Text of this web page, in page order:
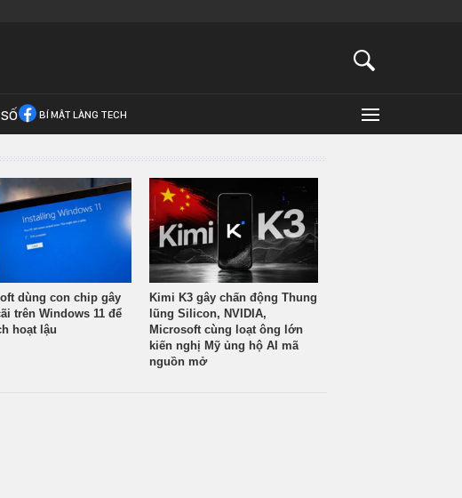
BÍ MẬT LÀNG TECH
dùng con chip gây
trên Windows 11 để
hoạt lậu
Kimi K3 gây chấn động Thung
lũng Silicon, NVIDIA,
Microsoft cùng loạt ông lớn
kiến nghị Mỹ ủng hộ AI mã
nguồn mở